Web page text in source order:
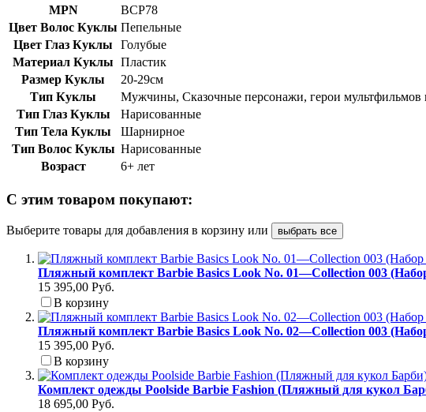
MPN
BCP78
Цвет Волос Куклы Пепельные
Цвет Глаз Куклы
Голубые
Материал Куклы Пластик
Размер Куклы
20-29см
Тип Куклы
Мужчины, Сказочные персонажи, герои мультфильмов
Тип Глаз Куклы
Нарисованные
Тип Тела Куклы
Шарнирное
Тип Волос Куклы Нарисованные
Возраст
6+ лет
С этим товаром покупают:
Выберите товары для добавления в корзину или выбрать все
Пляжный комплект Barbie Basics Look No. 01—Collection 003
15 395,00 Руб.
В корзину
Пляжный комплект Barbie Basics Look No. 02—Collection 003
15 395,00 Руб.
В корзину
Комплект одежды Poolside Barbie Fashion (Пляжный для кукол
18 695,00 Руб.